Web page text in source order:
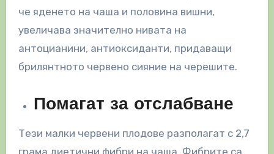
че яденето на чаша и половина вишни,
увеличава значително нивата на
антоцианини, антиоксиданти, придаващи
брилянтното червено сияние на черешите.
Помагат за отслабване
Тези малки червени плодове разполагат с 2,7
грама диетични фибри на чаша. Фибрите са